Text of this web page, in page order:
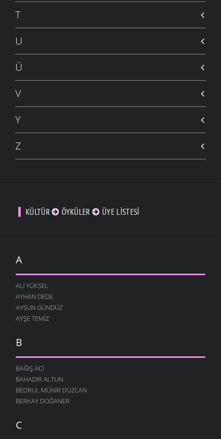
T
U
Ü
V
Y
Z
KÜLTÜR ÖYKÜLER ÜYE LISTESI
A
ALI YÜKSEL
AYHAN DEDE
AYSUN GÜNDÜZ
AYŞE TEMIZ
B
BAĞIŞ ACI
BAHADIR ALTUN
BEDRUL MÜNIR DÜZCAN
BERKAY DOĞANER
C